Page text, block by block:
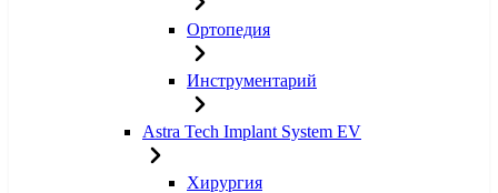
Ортопедия
Инструментарий
Astra Tech Implant System EV
Хирургия